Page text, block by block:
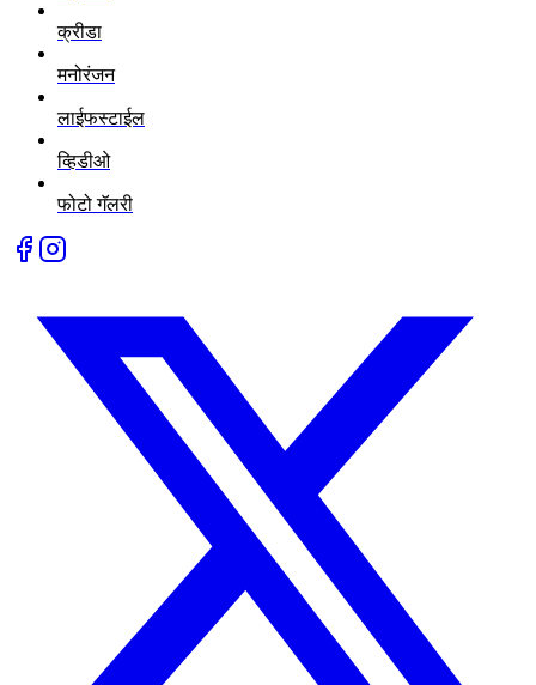
क्रीडा
मनोरंजन
लाईफस्टाईल
व्हिडीओ
फोटो गॅलरी